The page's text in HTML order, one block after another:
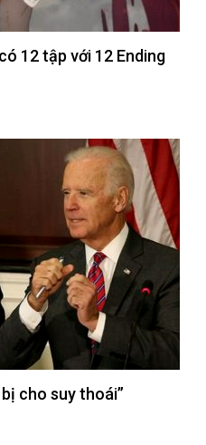
12 tập với 12 Ending
cho suy thoái”